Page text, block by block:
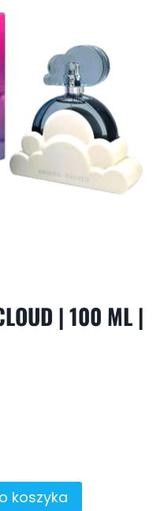
| 100 ML |
koszyka